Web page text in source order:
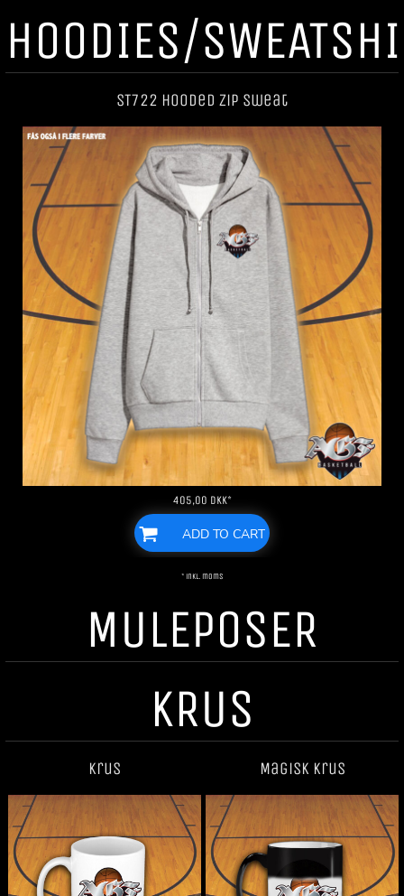
HOODIES/
ST722 Hooded Zip Sweat
405,00 DKK*
ADD TO CART
* inkl. moms
MULEPOSER
KRUS
Krus Magisk krus